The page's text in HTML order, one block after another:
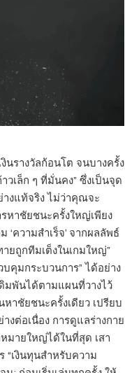
รางวัลก้อนโต จนบางครั้ง
เล็ก ๆ ที่มั่นคง” ซึ่งเป็นจุด
งแท้จริง ไม่ว่าคุณจะ
หาชัยชนะครั้งใหญ่เพียง
ความสำเร็จ’ จากผลลัพธ์
ยถูกทีมเต็งในเกมใหญ่”
คุมกระบวนการ” ได้อย่าง
มพันได้ตามแผนที่วางไว้
าชัยชนะครั้งเดียว เปรียบ
ต่อเนื่อง การดูแลร่างกาย
มายใหญ่ได้ในที่สุด เสา
“เงินทุนสำหรับความ